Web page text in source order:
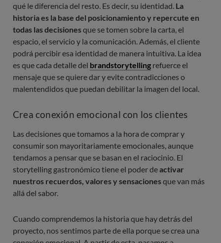
qué le diferencia del resto. Es decir, su identidad. La
historia es la base del posicionamiento y repercute en
todas las decisionesque se tomen sobre la carta, el
espacio, el servicio y la comunicación. Además, el cliente
podrá percibir esa identidad de manera intuitiva. La idea
es que cada detalle del brandstorytelling refuerce el
mensaje que se quiere dar y evite contradicciones o
malentendidos que puedan debilitar la imagen del local.
Crea conexión emocional con los clientes
Las decisiones que tomamos a la hora de comprar y
consumir son mayoritariamente emocionales, aunque
tendamos a pensar que se basan en el raciocinio. El
storytelling gastronómico tiene el poder deactivar
nuestros recuerdos, valores y sensacionesque van más
allá del sabor.
Cuando comprendemos la historia que hay detrás del
proyecto, nos sentimos parte de ella porque se crea una